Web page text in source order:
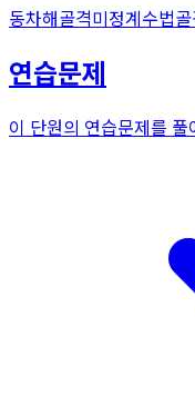
동차해골격미정계수법
연습문제
이 단원의 연습문제를 풀